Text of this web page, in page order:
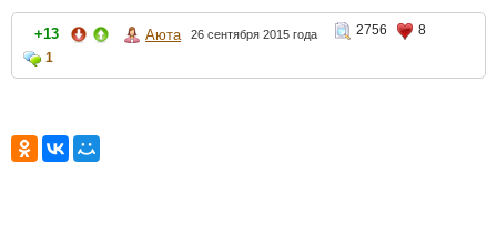
+13 Аюта 26 сентября 2015 года 2756
8
1